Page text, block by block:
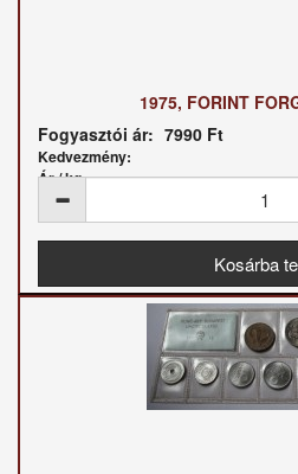
1975, FORINT
Fogyasztói ár: 7990 Ft
Kedvezmény:
Ár / kg: